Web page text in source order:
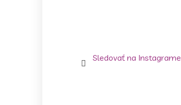
Sledovať na Instagrame